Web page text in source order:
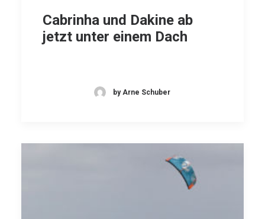
Cabrinha und Dakine ab
jetzt unter einem Dach
by Arne Schuber